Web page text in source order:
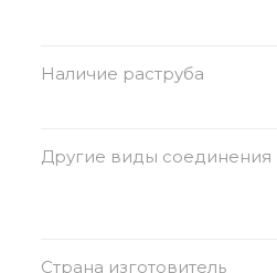
Наличие раструба
Другие виды соединения
Страна изготовитель